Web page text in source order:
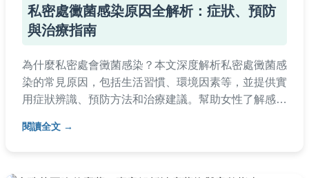
私密處黴菌感染原因全解析：症狀、預防
與治療指南
為什麼私密處會黴菌感染？本文深度解析私密處黴菌感
染的常見原因，包括生活習慣、環境因素等，並提供實
用症狀辨識、預防方法和治療建議。幫助女性了解感染
問答，解決所有疑惑。
閱讀全文